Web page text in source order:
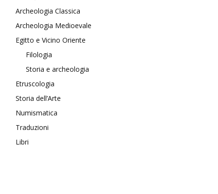
Archeologia Classica
Archeologia Medioevale
Egitto e Vicino Oriente
Filologia
Storia e archeologia
Etruscologia
Storia dell’Arte
Numismatica
Traduzioni
Libri